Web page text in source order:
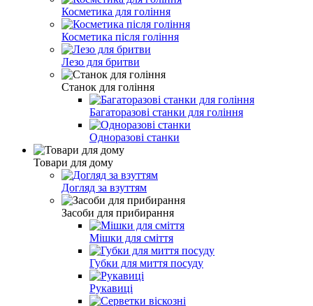
Косметика для гоління
Косметика після гоління
Лезо для бритви
Станок для гоління
Багаторазові станки для гоління
Одноразові станки
Товари для дому
Догляд за взуттям
Засоби для прибирання
Мішки для сміття
Губки для миття посуду
Рукавиці